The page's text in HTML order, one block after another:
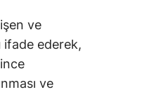
ve
ifade ederek,
ve